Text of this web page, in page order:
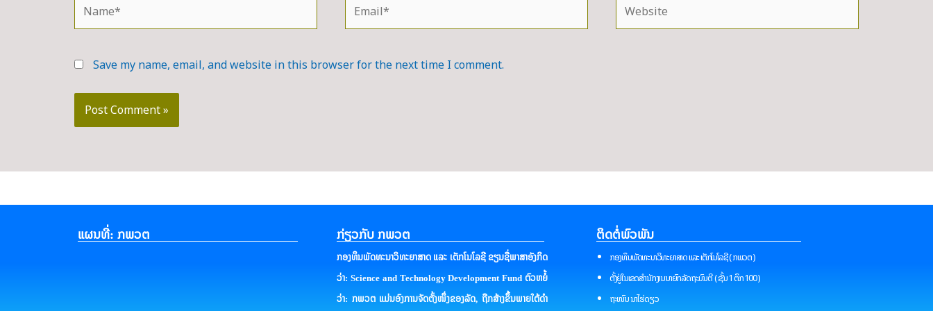
Save my name, email, and website in this browser for the next time I comment.
ແຜນທີ່: ກພວຕ ກ່ຽວກັບ ກພວຕ
ກອງທຶນພັດທະນາວິທະຍາສາດ ແລະ ເຕັກໂນໂລຊີ ຂຽນຊື່ພາສາອັງກິດ
ວ່າ: Science and Technology Development Fund ຕົວຫຍໍ້
ວ່າ: ກພວຕ ແມ່ນອົງການຈັດຕັ້ງໜຶ່ງຂອງລັດ, ຖືກສ້າງຂຶ້ນພາຍໃຕ້ດໍາ
ຕິດຕໍ່ພົວພັນ
ກອງທຶນພັດທະນາວິທະຍາສາດ ແລະ ເຕັກໂນໂລຊີ ( ກພວຕ )
ຕັ້ງຢູ່ໃນເຂດສຳນັກງານນາຍົກລັດຖະມົນຕີ ( ຊັ້ນ 1 ຕຶກ 100 )
ຖະໜົນ ນາໄຮ່ດຽວ